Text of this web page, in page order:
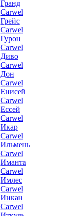
Гранд
Carwel
Грейс
Carwel
Гурон
Carwel
Диво
Carwel
Дон
Carwel
Енисей
Carwel
Ессей
Carwel
Икар
Carwel
Ильмень
Carwel
Иманта
Carwel
Имлес
Carwel
Инкан
Carwel